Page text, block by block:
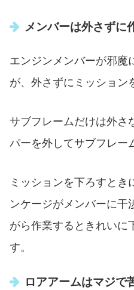
メンバーは外さずに
エンジンメンバーが邪魔
が、外さずにミッション
サブフレームだけは外さ
パーを外してサブフレー
ミッションを下ろすとき
ンケージがメンバーに干
がら作業するときれいに
す。
ロアアームはマジで